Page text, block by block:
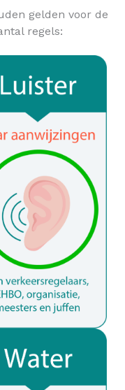
gelden voor de
regels: